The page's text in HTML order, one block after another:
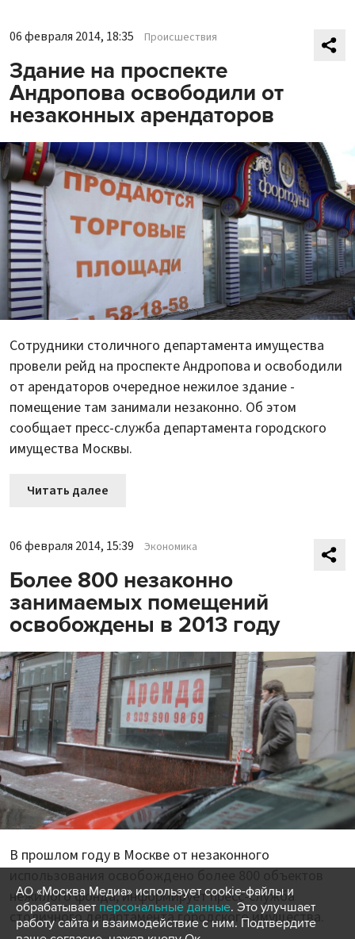
06 февраля 2014, 18:35 Происшествия
Здание на проспекте
Андропова освободили от
незаконных арендаторов
Сотрудники столичного департамента имущества
провели рейд на проспекте Андропова и освободили
от арендаторов очередное нежилое здание -
помещение там занимали незаконно. Об этом
сообщает пресс-служба департамента городского
имущества Москвы.
Читать далее
06 февраля 2014, 15:39 Экономика
Более 800 незаконно
занимаемых помещений
освобождены в 2013 году
В прошлом году в Москве от незаконного
нежилого фонда, информирует пресс-служба
столичного департамента городского имущества.
АО «Москва Медиа» использует cookie-файлы и
обрабатывает персональные данные. Это улучшает
работу сайта и взаимодействие с ним. Подтвердите